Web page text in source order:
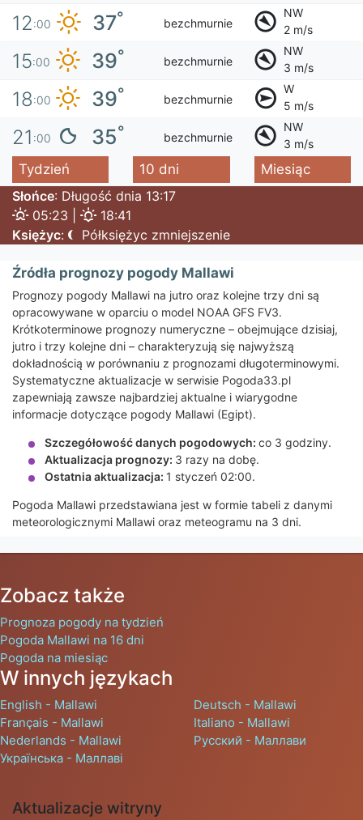
12:00 37° bezchmurnie
NW
2 m/s
15:00 39° bezchmurnie
NW
3 m/s
18:00 39° bezchmurnie
W
5 m/s
21 :00 35° bezchmurnie
NW
3 m/s
Tydzień 10 dni
Miesiąc
Słońce: Długość dnia 13:17
05:23 |
18:41
Księżyc: Półksiężyc zmniejszenie
Źródła prognozy pogody Mallawi
Prognozy pogody Mallawi na jutro oraz kolejne trzy dni są
opracowywane w oparciu o model NOAA GFS FV3.
Krótkoterminowe prognozy numeryczne – obejmujące dzisiaj,
jutro i trzy kolejne dni – charakteryzują się najwyższą
dokładnością w porównaniu z prognozami długoterminowymi.
Systematyczne aktualizacje w serwisie Pogoda33.pl
zapewniają zawsze najbardziej aktualne i wiarygodne
informacje dotyczące pogody Mallawi (Egipt).
Szczegółowość danych pogodowych: co 3 godziny.
Aktualizacja prognozy: 3 razy na dobę.
Ostatnia aktualizacja: 1 styczeń 02:00.
Pogoda Mallawi przedstawiana jest w formie tabeli z danymi
meteorologicznymi Mallawi oraz meteogramu na 3 dni.
Zobacz także
Prognoza pogody na tydzień
Pogoda Mallawi na 16 dni
Pogoda na miesiąc
W innych językach
English - Mallawi
Deutsch - Mallawi
Français - Mallawi
Italiano - Mallawi
Nederlands - Mallawi
Русский - Маллави
Українська - Маллаві
Aktualizacje witryny